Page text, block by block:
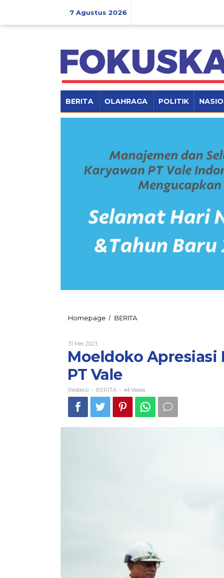
7 Agustus 2026
BERITA OLAHRAGA POLITIK
Homepage / BERITAMoeldoko
PT
Vale
31 Mei 2023Oleh
Redaksi
Moeldoko Apresiasi
PT Vale
Redaksi - BERITA - 44 Views